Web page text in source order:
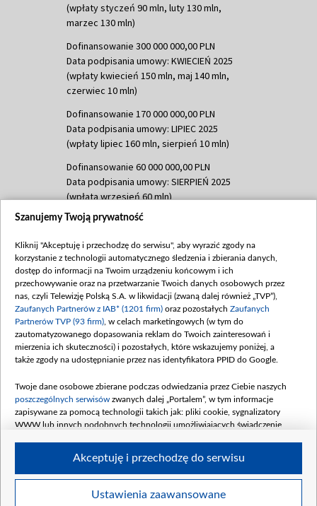
(wpłaty styczeń 90 mln, luty 130 mln,
marzec 130 mln)
Dofinansowanie 300 000 000,00 PLN
Data podpisania umowy: KWIECIEŃ 2025
(wpłaty kwiecień 150 mln, maj 140 mln,
czerwiec 10 mln)
Dofinansowanie 170 000 000,00 PLN
Data podpisania umowy: LIPIEC 2025
(wpłaty lipiec 160 mln, sierpień 10 mln)
Dofinansowanie 60 000 000,00 PLN
Data podpisania umowy: SIERPIEŃ 2025
(wpłata wrzesień 60 mln)
Dofinansowanie 635 783 051,21 PLN
(wpłata wrzesień 100 mln, październik 350
mln, listopad 265 mln)
Dofinansowanie 48 862 000,00 PLN
Data podpisania umowy: GRUDZIEŃ 2025
(wpłata grudzień 60,548 mln)
Dofinansowanie 900 000 000,00 PLN
Data podpisania umowy: LUTY 2026 (wpłata
kwiecień 180 mln, 7 maja 180 mln, 8
czerwca 90 mln)
Dofinansowanie 250 000 000,00 PLN
4 sierpnia 250 mln
Szanujemy Twoją prywatność
Kliknij "Akceptuję i przechodzę do serwisu", aby wyrazić zgody na
korzystanie z technologii automatycznego śledzenia i zbierania danych,
dostęp do informacji na Twoim urządzeniu końcowym i ich
przechowywanie oraz na przetwarzanie Twoich danych osobowych przez
nas, czyli Telewizję Polską S.A. w likwidacji (zwaną dalej również „TVP”),
Zaufanych Partnerów z IAB* (1201 firm) oraz pozostałych Zaufanych
Partnerów TVP (93 firm) , w celach marketingowych (w tym do
zautomatyzowanego dopasowania reklam do Twoich zainteresowań i
mierzenia ich skuteczności) i pozostałych, które wskazujemy poniżej, a
także zgody na udostępnianie przez nas identyfikatora PPID do Google.
Twoje dane osobowe zbierane podczas odwiedzania przez Ciebie naszych
poszczególnych serwisów zwanych dalej „Portalem”, w tym informacje
zapisywane za pomocą technologii takich jak: pliki cookie, sygnalizatory
WWW lub innych podobnych technologii umożliwiających świadczenie
Twoje dane osobowe zbierane podczas odwiedzania przez Ciebie
Ustawienia zaawansowane
Akceptuję i przechodzę do serwisu